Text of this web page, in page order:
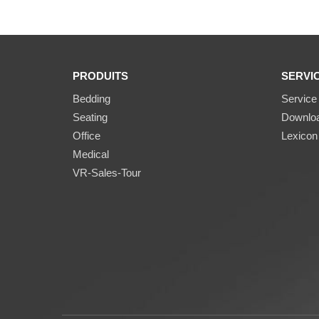
PRODUITS
Bedding
Seating
Office
Medical
VR-Sales-Tour
Lexicon